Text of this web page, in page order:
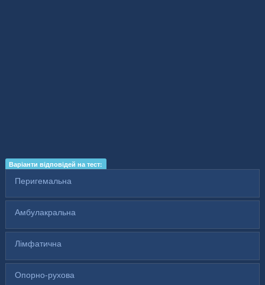
Варіанти відповідей на тест:
Перигемальна
Амбулакральна
Лімфатична
Опорно-рухова